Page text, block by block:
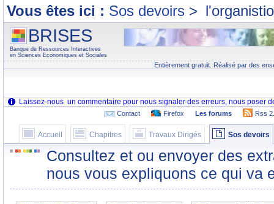
Vous êtes ici : Sos devoirs >
BRISES
Banque de Ressources Interactives
en Sciences Economiques et Sociales
Entièrement gratuit. Réalisé par des
Contact Firefox Les forums Rss
Accueil Chapitres Travaux Dirigés Sos devoirs
Consultez et ou envoyer des
nous vous expliquons ce qui va